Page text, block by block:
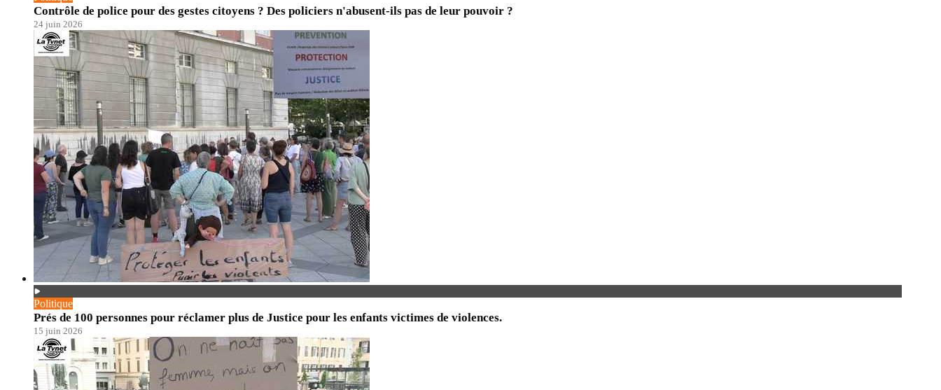
Contrôle de police pour des gestes citoyens ? Des policiers n'abusent-ils pas de leur pouvoir ?
24 juin 2026
Politique
Prés de 100 personnes pour réclamer plus de Justice pour les enfants victimes de violences.
15 juin 2026